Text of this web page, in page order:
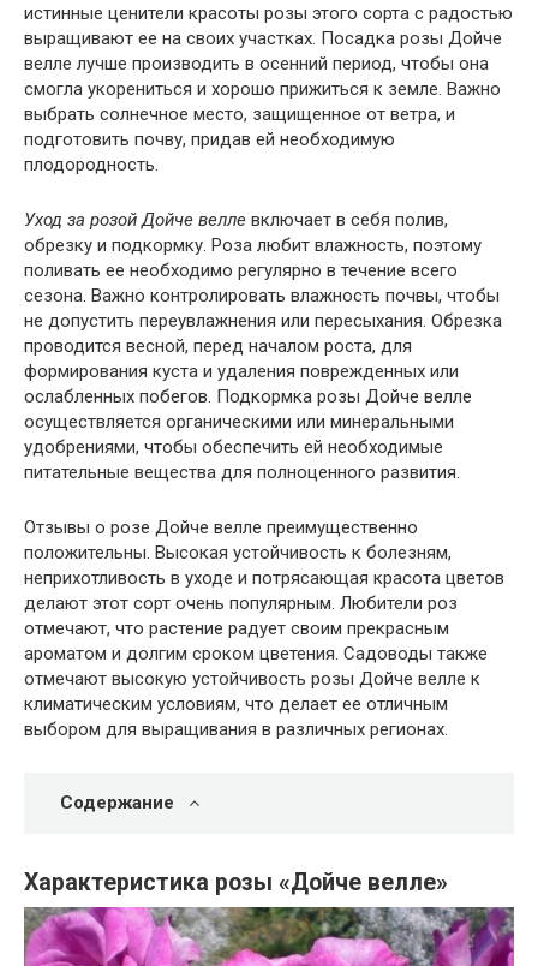
истинные ценители красоты розы этого сорта с радостью
выращивают ее на своих участках. Посадка розы Дойче
велле лучше производить в осенний период, чтобы она
смогла укорениться и хорошо прижиться к земле. Важно
выбрать солнечное место, защищенное от ветра, и
подготовить почву, придав ей необходимую
плодородность.
Уход за розой Дойче велле включает в себя полив,
обрезку и подкормку. Роза любит влажность, поэтому
поливать ее необходимо регулярно в течение всего
сезона. Важно контролировать влажность почвы, чтобы
не допустить переувлажнения или пересыхания. Обрезка
проводится весной, перед началом роста, для
формирования куста и удаления поврежденных или
ослабленных побегов. Подкормка розы Дойче велле
осуществляется органическими или минеральными
удобрениями, чтобы обеспечить ей необходимые
питательные вещества для полноценного развития.
Отзывы о розе Дойче велле преимущественно
положительны. Высокая устойчивость к болезням,
неприхотливость в уходе и потрясающая красота цветов
делают этот сорт очень популярным. Любители роз
отмечают, что растение радует своим прекрасным
ароматом и долгим сроком цветения. Садоводы также
отмечают высокую устойчивость розы Дойче велле к
климатическим условиям, что делает ее отличным
выбором для выращивания в различных регионах.
Содержание
Характеристика розы «Дойче велле»